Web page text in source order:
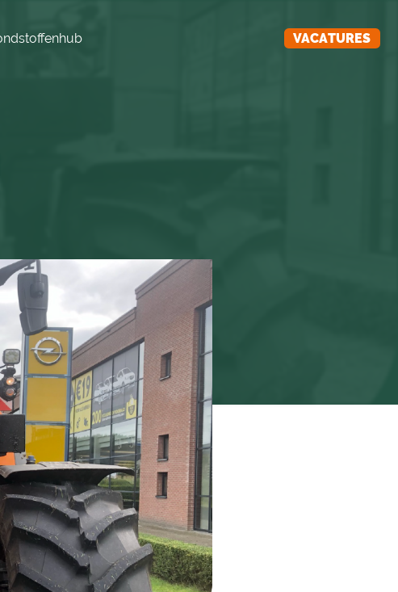
VACATURES